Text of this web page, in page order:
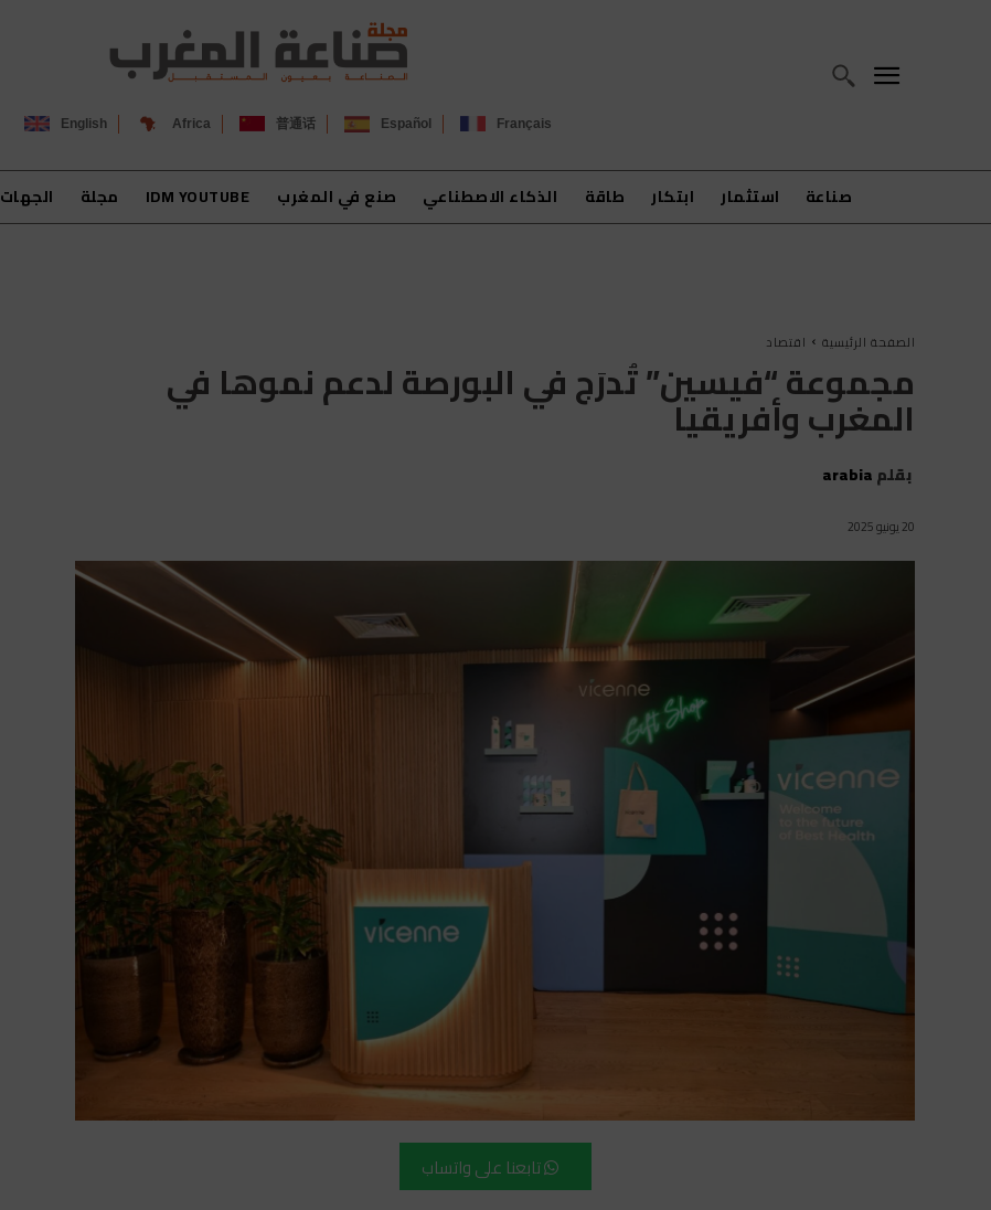
Français
Español
普通话
Africa
English
صناعة استثمار ابتكار طاقة الذكاء الاصطناعي صنع في المغرب IDM YOUTUBE مجلة الجهات
الصفحة الرئيسية اقتصاد
مجموعة “فيسين” تُدرَج في البورصة لدعم نموها في
المغرب وأفريقيا
بقلمarabia
20 يونيو 2025
تابعنا على واتساب